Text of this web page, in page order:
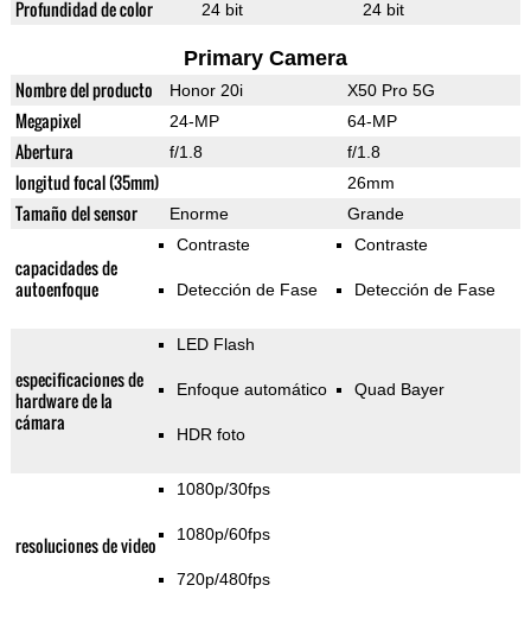
Profundidad de color 24 bit 24 bit
Primary Camera
Nombre del producto Honor 20i X50 Pro 5G
Megapixel 24-MP 64-MP
Abertura f/1.8 f/1.8
longitud focal (35mm) 26mm
Tamaño del sensor Enorme Grande
capacidades de
autoenfoque
Contraste
Detección de Fase
Contraste
Detección de Fase
especificaciones de
hardware de la
cámara
LED Flash
Enfoque automático
HDR foto
Quad Bayer
resoluciones de video
1080p/30fps
1080p/60fps
720p/480fps